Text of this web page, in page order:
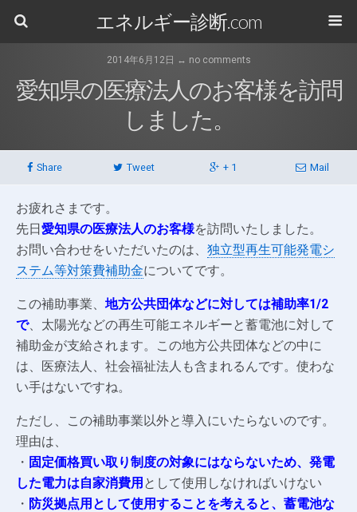
エネルギー診断.com
2014年6月12日 ↔ no comments
愛知県の医療法人のお客様を訪問
しました。
Share Tweet + 1 Mail
お疲れさまです。
先日愛知県の医療法人のお客様を訪問いたしました。
お問い合わせをいただいたのは、 独立型再生可能発電シ
ステム等対策費補助金についてです。
この補助事業、 地方公共団体などに対しては補助率1/2
で、太陽光などの再生可能エネルギーと蓄電池に対して
補助金が支給されます。この地方公共団体などの中に
は、医療法人、社会福祉法人も含まれるんです。使わな
い手はないですね。
ただし、この補助事業以外と導入にいたらないのです。
理由は、
・ 固定価格買い取り制度の対象にはならないため、発電
した電力は自家消費用 として使用しなければいけない
・ 防災拠点用として使用することを考えると、蓄電池な